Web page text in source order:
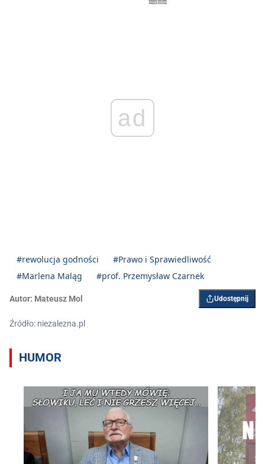
ad
#rewolucja godności
#Prawo i Sprawiedliwość
#Marlena Maląg
#prof. Przemysław Czarnek
Autor: Mateusz Mol Udostępnij
Źródło: niezalezna.pl
HUMOR